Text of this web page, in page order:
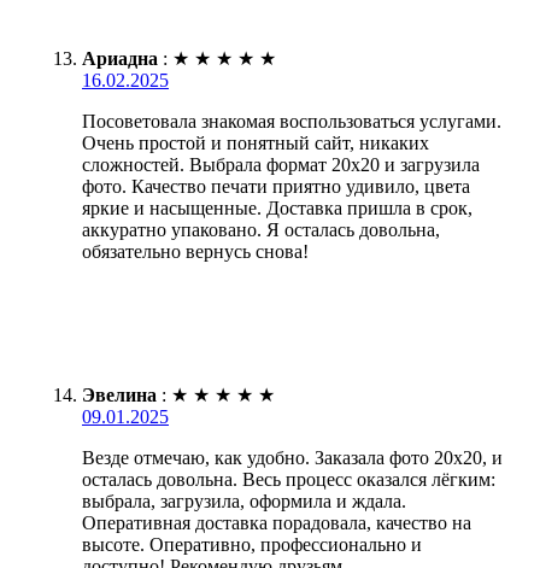
Ариадна : ★ ★ ★ ★ ★
16.02.2025
Посоветовала знакомая воспользоваться услугами.
Очень простой и понятный сайт, никаких
сложностей. Выбрала формат 20х20 и загрузила
фото. Качество печати приятно удивило, цвета
яркие и насыщенные. Доставка пришла в срок,
аккуратно упаковано. Я осталась довольна,
обязательно вернусь снова!
Эвелина : ★ ★ ★ ★ ★
09.01.2025
Везде отмечаю, как удобно. Заказала фото 20х20, и
осталась довольна. Весь процесс оказался лёгким:
выбрала, загрузила, оформила и ждала.
Оперативная доставка порадовала, качество на
высоте. Оперативно, профессионально и